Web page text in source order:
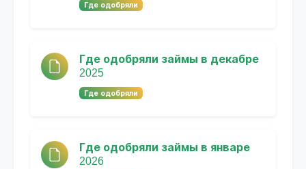
Где одобряли
Где одобряли займы в декабре
2025
Где одобряли
Где одобряли займы в январе
2026